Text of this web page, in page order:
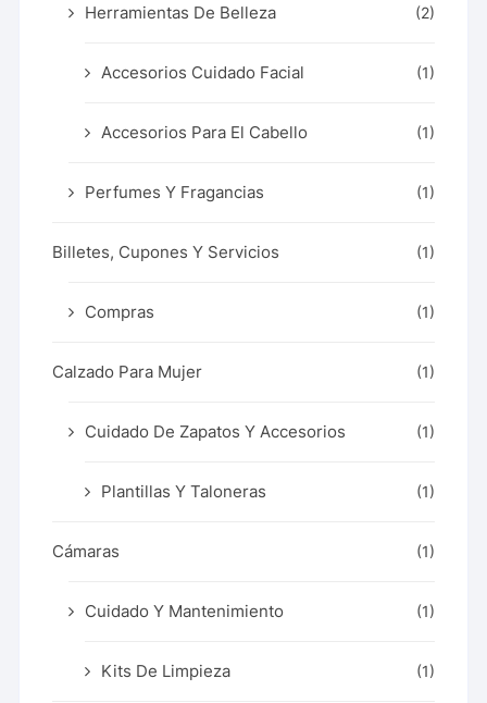
Herramientas De Belleza (2)
Accesorios Cuidado Facial (1)
Accesorios Para El Cabello (1)
Perfumes Y Fragancias (1)
Billetes, Cupones Y Servicios (1)
Compras (1)
Calzado Para Mujer (1)
Cuidado De Zapatos Y Accesorios (1)
Plantillas Y Taloneras (1)
Cámaras (1)
Cuidado Y Mantenimiento (1)
Kits De Limpieza (1)